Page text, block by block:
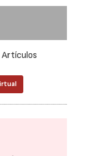
Artículos